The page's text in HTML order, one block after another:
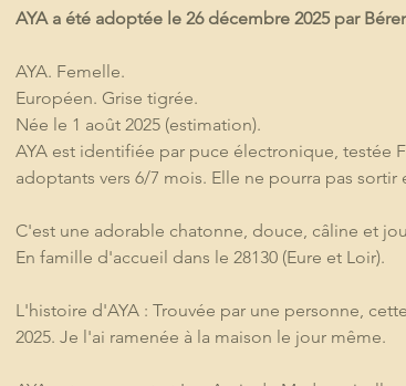
AYA a été adoptée le 26 décembre 2025 par
AYA. Femelle.
Européen. Grise tigrée.
Née le 1 août 2025 (estimation).
AYA est identifiée par puce électronique, testée
adoptants vers 6/7 mois. Elle ne pourra pas sortir
C'est une adorable chatonne, douce, câline et
En famille d'accueil dans le 28130 (Eure et Loir).
L'histoire d'AYA : Trouvée par une personne,
2025. Je l'ai ramenée à la maison le jour même.